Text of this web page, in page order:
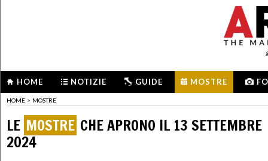
HOME NOTIZIE GUIDE MOSTRE
HOME > MOSTRE
LE MOSTRE CHE APRONO IL 13 SETTEMBRE
2024